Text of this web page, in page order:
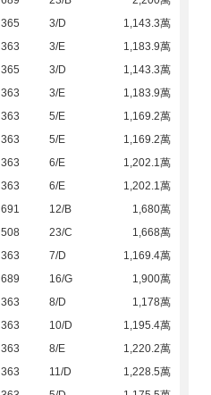
365 3/D
1,143.3萬
363 3/E
1,183.9萬
365 3/D
1,143.3萬
363 3/E
1,183.9萬
363 5/E
1,169.2萬
363 5/E
1,169.2萬
363 6/E
1,202.1萬
363 6/E
1,202.1萬
691 12/B
1,680萬
508 23/C
1,668萬
363 7/D
1,169.4萬
689 16/G
1,900萬
363 8/D
1,178萬
363 10/D
1,195.4萬
363 8/E
1,220.2萬
363 11/D
1,228.5萬